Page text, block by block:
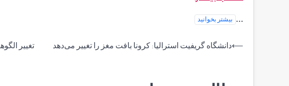
...
بیشتر بخوانید
راهبری
⟵دانشگاه گریفیت استرالیا: کرونا بافت مغز را تغییر می‌دهد
تغییر